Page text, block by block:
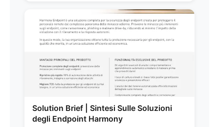
Solution Brief | Sintesi Sulle Soluzioni
degli Endpoint Harmony